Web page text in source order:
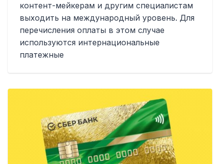
контент-мейкерам и другим специалистам
выходить на международный уровень. Для
перечисления оплаты в этом случае
используются интернациональные
платежные